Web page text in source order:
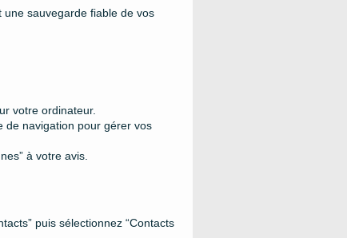
sauvegarde fiable de vos
votre ordinateur.
de navigation pour gérer vos
à votre avis.
puis sélectionnez “Contacts